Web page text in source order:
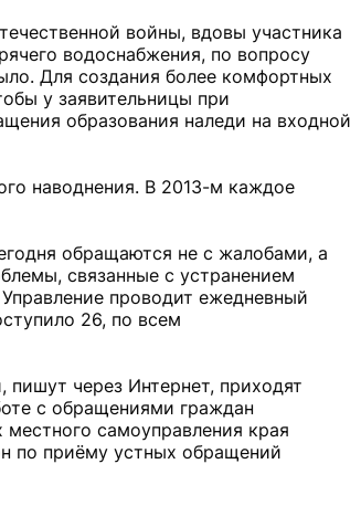
войны, вдовы участника
водоснабжения, по вопросу
Для создания более комфортных
у заявительницы при
образования наледи на входной
наводнения. В 2013-м каждое
обращаются не с жалобами, а
связанные с устранением
проводит ежедневный
26, по всем
через Интернет, приходят
с обращениями граждан
местного самоуправления края
по приёму устных обращений